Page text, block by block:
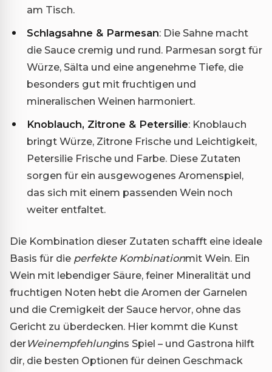
am Tisch.
Schlagsahne & Parmesan: Die Sahne macht
die Sauce cremig und rund. Parmesan sorgt für
Würze, Sälta und eine angenehme Tiefe, die
besonders gut mit fruchtigen und
mineralischen Weinen harmoniert.
Knoblauch, Zitrone & Petersilie: Knoblauch
bringt Würze, Zitrone Frische und Leichtigkeit,
Petersilie Frische und Farbe. Diese Zutaten
sorgen für ein ausgewogenes Aromenspiel,
das sich mit einem passenden Wein noch
weiter entfaltet.
Die Kombination dieser Zutaten schafft eine ideale
Basis für die perfekte Kombinationmit Wein. Ein
Wein mit lebendiger Säure, feiner Mineralität und
fruchtigen Noten hebt die Aromen der Garnelen
und die Cremigkeit der Sauce hervor, ohne das
Gericht zu überdecken. Hier kommt die Kunst
derWeinempfehlungins Spiel – und Gastrona hilft
dir, die besten Optionen für deinen Geschmack